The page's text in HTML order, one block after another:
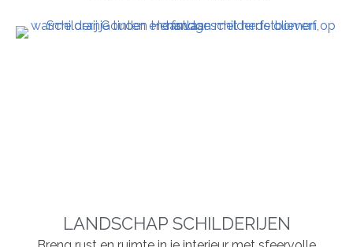
LANDSCHAP SCHILDERIJEN